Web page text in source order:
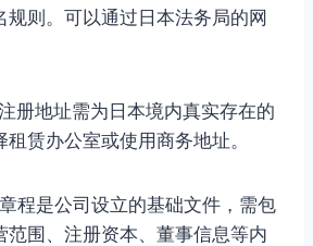
规则。可以通过日本法务局的网
册地址需为日本境内真实存在的
赁办公室或使用商务地址。
章程是公司设立的基础文件，需包
范围、注册资本、董事信息等内